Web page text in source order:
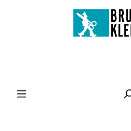
Zum Hauptinhalt springen